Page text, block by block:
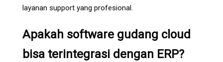
layanan support yang profesional.
Apakah software gudang cloud
bisa terintegrasi dengan ERP?